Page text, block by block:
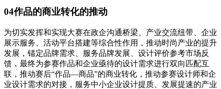
04作品的商业转化的推动
为切实发挥和实现大赛在政企沟通桥梁、产业交流纽带、企业
展示服务、活动平台搭建等综合性作用，推动时尚产业的提升
发展，锚定品牌需求、服务品牌发展、设计评价参考市场反
馈，最终为参赛作品和企业亟待的设计需求进行双向匹配互
联，推动赛后“作品—商品”的商业转化，推动参赛设计师和企
业设计需求的对接，服务中小企业设计提质、发展提速的产业